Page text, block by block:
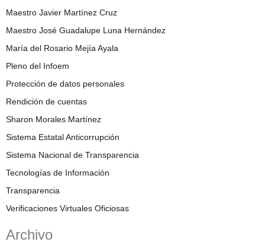
Maestro Javier Martínez Cruz
Maestro José Guadalupe Luna Hernández
María del Rosario Mejía Ayala
Pleno del Infoem
Protección de datos personales
Rendición de cuentas
Sharon Morales Martínez
Sistema Estatal Anticorrupción
Sistema Nacional de Transparencia
Tecnologías de Información
Transparencia
Verificaciones Virtuales Oficiosas
Archivo